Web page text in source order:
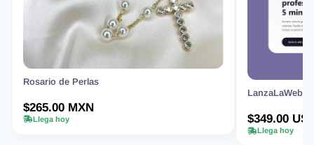
Rosario de Perlas
$265.00 MXN
Llega hoy $349.00
Llega hoy